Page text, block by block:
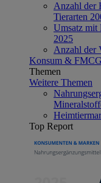
Anzahl der
Tierarten
Umsatz mit
2025
Anzahl der
Konsum & FMCG
Themen
Weitere Themen
Top Report